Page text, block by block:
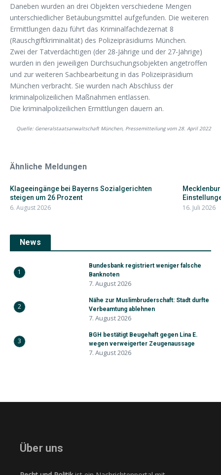
Daneben wurden an drei Objekten verschiedene Mengen
unterschiedlicher Betäubungsmittel aufgefunden. Die weiteren
Ermittlungen dazu führt das Kriminalfachdezernat 8
(Rauschgiftkriminalität) des Polizeipräsidiums München.
Zwei der Tatverdächtigen (der 28-Jährige und der 27-Jährige)
wurden in den jeweiligen Durchsuchungsobjekten angetroffen
und zur weiteren Sachbearbeitung in das Polizeipräsidium
München verbracht. Sie wurden nach Abschluss der
kriminalpolizeilichen Maßnahmen entlassen.
Die kriminalpolizeilichen Ermittlungen dauern an.
Quelle: Generalstaatsanwaltschaft München, Pressemitteilung vom 28. April 2022
Ähnliche Meldungen
Klageeingänge bei Bayerns Sozialgerichten
steigen um 26 Prozent
6. August 2026 16. Juli 2026
News
1
Bundesbank registriert weniger falsche
Banknoten
7. August 2026
2
Nähe zur Muslimbruderschaft: Stadt durfte
Verbeamtung ablehnen
7. August 2026
3
BGH bestätigt Beugehaft gegen Lina E.
wegen verweigerter Zeugenaussage
7. August 2026
Über uns